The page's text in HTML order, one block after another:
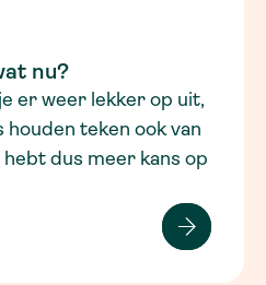
nu?
er weer lekker op uit,
houden teken ook van
dus meer kans op